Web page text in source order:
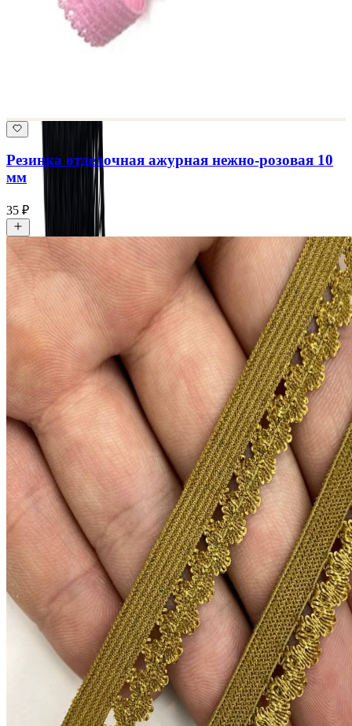
Резинка отделочная ажурная нежно-розовая 10
мм
35 ₽